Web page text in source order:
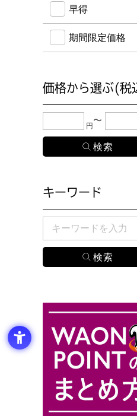
早得
期間限定価格
価格から選ぶ(税
下限金額・上限金額
円
キーワード
検索したい商品のキ